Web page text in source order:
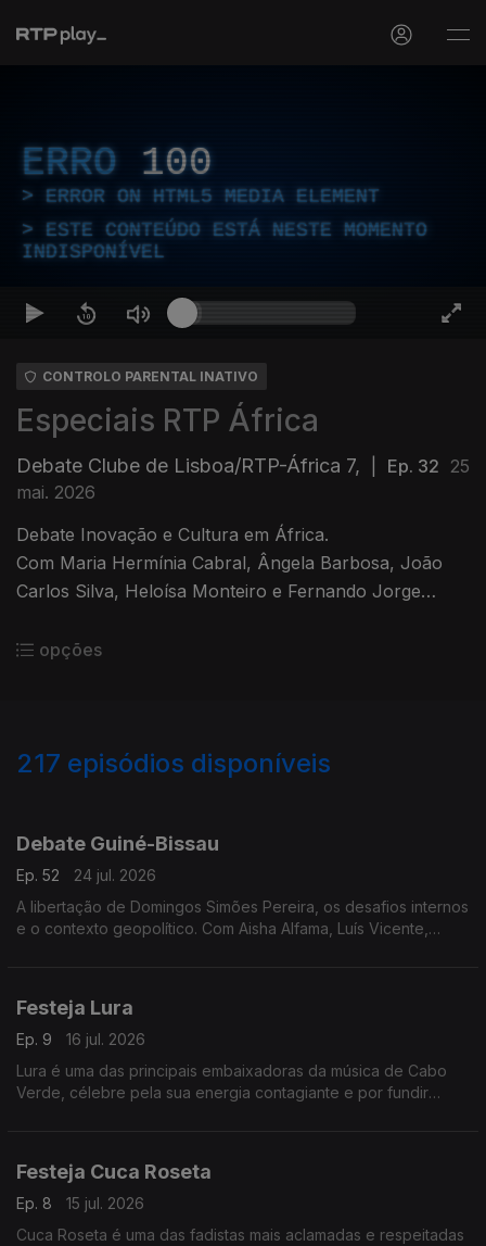
ERRO 100
ERROR ON HTML5 MEDIA ELEMENT
ESTE CONTEÚDO ESTÁ NESTE MOMENTO
INDISPONÍVEL
CONTROLO PARENTAL INATIVO
Especiais RTP África
Debate Clube de Lisboa/RTP-África 7, Ep. 32 25
mai. 2026
Debate Inovação e Cultura em África.
Com Maria Hermínia Cabral, Ângela Barbosa, João
Carlos Silva, Heloísa Monteiro e Fernando Jorge
opções
217 episódios disponíveis
Debate Guiné-Bissau
Ep. 52
24 jul. 2026
A libertação de Domingos Simões Pereira, os desafios internos
e o contexto geopolítico. Com Aisha Alfama, Luís Vicente,
Festeja Lura
Ep. 9
16 jul. 2026
Lura é uma das principais embaixadoras da música de Cabo
Verde, célebre pela sua energia contagiante e por fundir
Festeja Cuca Roseta
Ep. 8
15 jul. 2026
Cuca Roseta é uma das fadistas mais aclamadas e respeitadas